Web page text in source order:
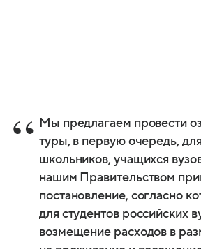
Мы предлагаем провести
туры, в первую очередь,
школьников, учащихся
нашим Правительством
постановление, согласно
для студентов российских
возмещение расходов в